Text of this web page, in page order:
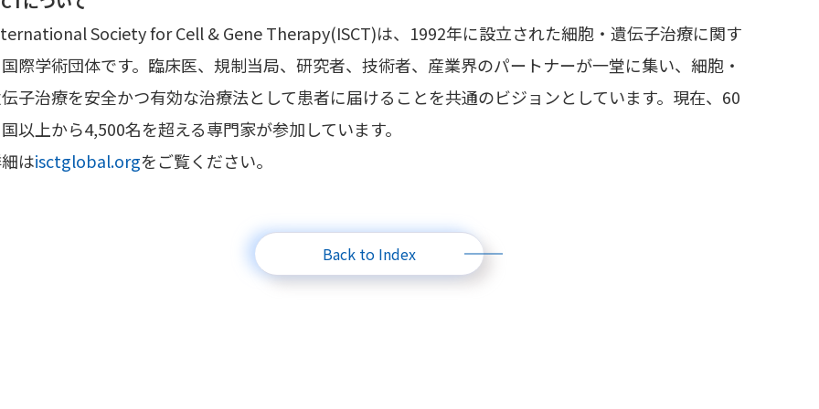
Society for Cell & Gene Therapy(ISCT)は、1992年に設立された細胞・遺伝子治療に関す
際学術団体です。臨床医、規制当局、研究者、技術者、産業界のパートナーが一堂に集い、細胞・
子治療を安全かつ有効な治療法として患者に届けることを共通のビジョンとしています。現在、60
以上から4,500名を超える専門家が参加しています。
はisctglobal.orgをご覧ください。
Back to Index